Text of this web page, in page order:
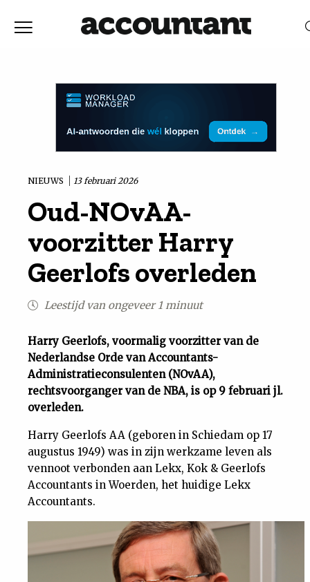
Vaktechniek
Achtergrond
Uit
Feiten
Cijfers
Tuchtrecht
Magazine
Podcast
NIEUWS 13 februari 2026
Oud-NOvAA-
voorzitter Harry
Geerlofs overleden
Leestijd van ongeveer 1 minuut
Harry Geerlofs, voormalig voorzitter van de
Nederlandse Orde van Accountants-
Administratieconsulenten (NOvAA),
rechtsvoorganger van de NBA, is op 9 februari jl.
overleden.
Harry Geerlofs AA (geboren in Schiedam op 17
augustus 1949) was in zijn werkzame leven als
vennoot verbonden aan Lekx, Kok & Geerlofs
Accountants in Woerden, het huidige Lekx
Accountants.